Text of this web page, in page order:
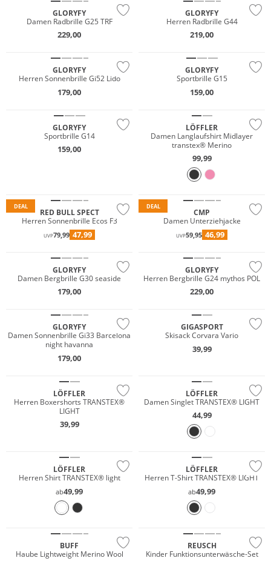
GLORYFY
Damen Radbrille G25 TRF
229,00
GLORYFY
Herren Radbrille G44
219,00
GLORYFY
Herren Sonnenbrille Gi52 Lido
179,00
GLORYFY
Sportbrille G15
159,00
GLORYFY
Sportbrille G14
159,00
LÖFFLER
Damen Langlaufshirt Midlayer
transtex® Merino
99,99
DEAL
RED BULL SPECT
Herren Sonnenbrille Ecos F3
UVP79,99 47,99
DEAL
CMP
Damen Unterziehjacke
UVP59,95 46,99
GLORYFY
Damen Bergbrille G30 seaside
179,00
GLORYFY
Herren Bergbrille G24 mythos POL
229,00
GLORYFY
Damen Sonnenbrille Gi33 Barcelona
night havanna
179,00
GIGASPORT
Skisack Corvara Vario
39,99
LÖFFLER
Herren Boxershorts TRANSTEX®
LIGHT
39,99
LÖFFLER
Damen Singlet TRANSTEX® LIGHT
44,99
LÖFFLER
Herren Shirt TRANSTEX® light
ab49,99
LÖFFLER
Herren T-Shirt TRANSTEX® LIGHT
ab49,99
BUFF
Haube Lightweight Merino Wool
REUSCH
Kinder Funktionsunterwäsche-Set